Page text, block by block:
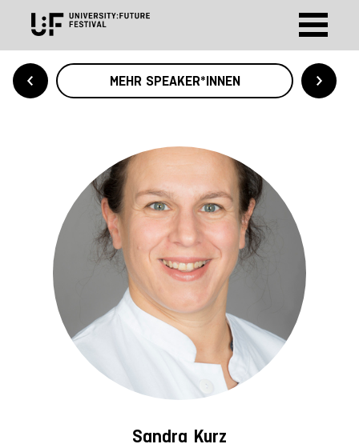
MEHR SPEAKER*INNEN
Sandra Kurz